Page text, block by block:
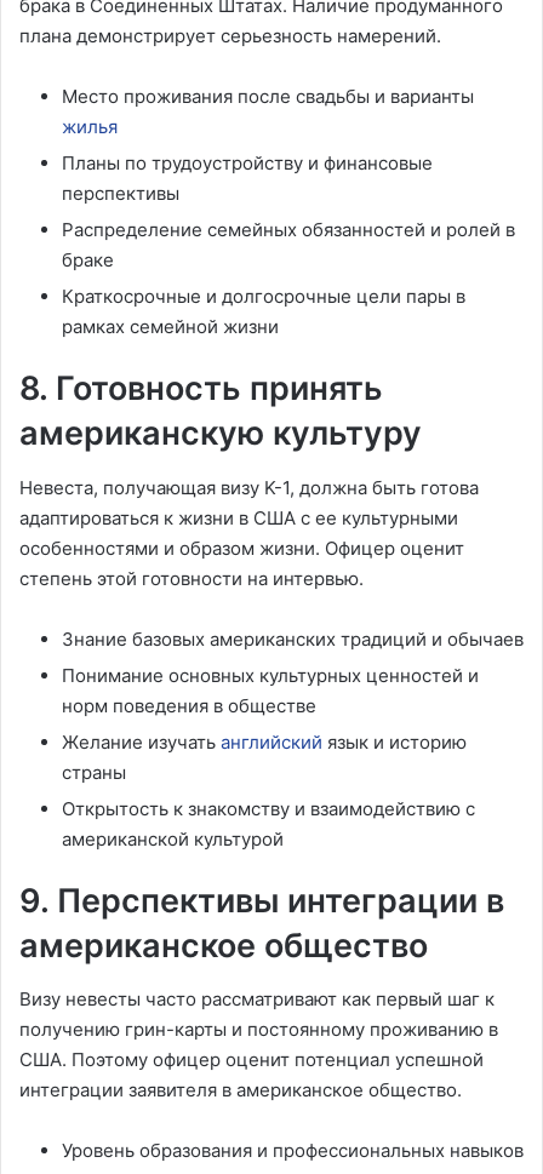
брака в Соединенных Штатах. Наличие продуманного
плана демонстрирует серьезность намерений.
Место проживания после свадьбы и варианты
жилья
Планы по трудоустройству и финансовые
перспективы
Распределение семейных обязанностей и ролей в
браке
Краткосрочные и долгосрочные цели пары в
рамках семейной жизни
8. Готовность принять
американскую культуру
Невеста, получающая визу K-1, должна быть готова
адаптироваться к жизни в США с ее культурными
особенностями и образом жизни. Офицер оценит
степень этой готовности на интервью.
Знание базовых американских традиций и обычаев
Понимание основных культурных ценностей и
норм поведения в обществе
Желание изучать английский язык и историю
страны
Открытость к знакомству и взаимодействию с
американской культурой
9. Перспективы интеграции в
американское общество
Визу невесты часто рассматривают как первый шаг к
получению грин-карты и постоянному проживанию в
США. Поэтому офицер оценит потенциал успешной
интеграции заявителя в американское общество.
Уровень образования и профессиональных навыков